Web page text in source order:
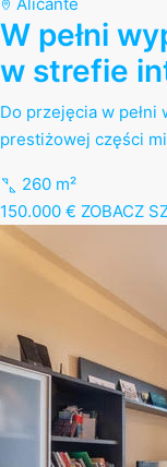
W pełni
w strefie
Do przejęcia w pełni
prestiżowej części
260 m²
150.000 € ZOBACZ